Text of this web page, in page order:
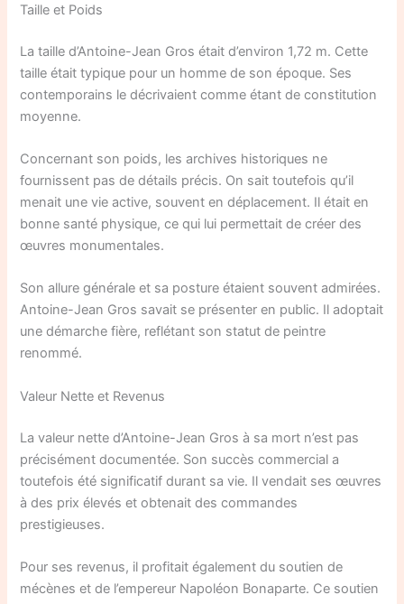
Taille et Poids
La taille d’Antoine-Jean Gros était d’environ 1,72 m. Cette
taille était typique pour un homme de son époque. Ses
contemporains le décrivaient comme étant de constitution
moyenne.
Concernant son poids, les archives historiques ne
fournissent pas de détails précis. On sait toutefois qu’il
menait une vie active, souvent en déplacement. Il était en
bonne santé physique, ce qui lui permettait de créer des
œuvres monumentales.
Son allure générale et sa posture étaient souvent admirées.
Antoine-Jean Gros savait se présenter en public. Il adoptait
une démarche fière, reflétant son statut de peintre
renommé.
Valeur Nette et Revenus
La valeur nette d’Antoine-Jean Gros à sa mort n’est pas
précisément documentée. Son succès commercial a
toutefois été significatif durant sa vie. Il vendait ses œuvres
à des prix élevés et obtenait des commandes
prestigieuses.
Pour ses revenus, il profitait également du soutien de
mécènes et de l’empereur Napoléon Bonaparte. Ce soutien